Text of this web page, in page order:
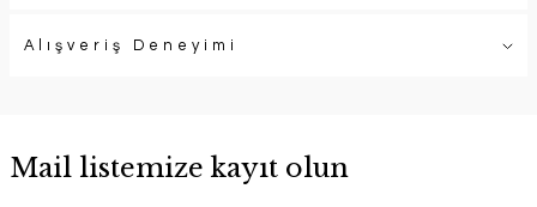
Alışveriş Deneyimi
Mail listemize kayıt olun